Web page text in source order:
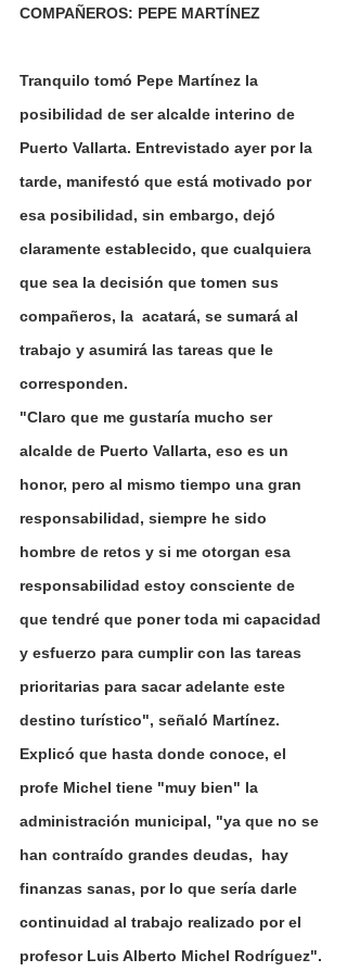
COMPAÑEROS: PEPE MARTÍNEZ
Tranquilo tomó Pepe Martínez la
posibilidad de ser alcalde interino de
Puerto Vallarta. Entrevistado ayer por la
tarde, manifestó que está motivado por
esa posibilidad, sin embargo, dejó
claramente establecido, que cualquiera
que sea la decisión que tomen sus
compañeros, la  acatará, se sumará al
trabajo y asumirá las tareas que le
corresponden.
"Claro que me gustaría mucho ser
alcalde de Puerto Vallarta, eso es un
honor, pero al mismo tiempo una gran
responsabilidad, siempre he sido
hombre de retos y si me otorgan esa
responsabilidad estoy consciente de
que tendré que poner toda mi capacidad
y esfuerzo para cumplir con las tareas
prioritarias para sacar adelante este
destino turístico", señaló Martínez.
Explicó que hasta donde conoce, el
profe Michel tiene "muy bien" la
administración municipal, "ya que no se
han contraído grandes deudas,  hay
finanzas sanas, por lo que sería darle
continuidad al trabajo realizado por el
profesor Luis Alberto Michel Rodríguez".